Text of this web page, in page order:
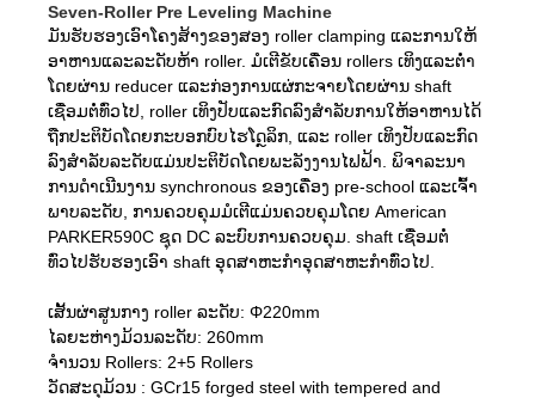
Seven-Roller Pre Leveling Machine
ມັນຮັບຮອງເອົາໂຄງສ້າງຂອງສອງ roller clamping ແລະການໃຫ້
ອາຫານແລະລະດັບຫ້າ roller. ມໍເຕີຂັບເຄື່ອນ rollers ເທິງແລະຕ່ໍາ
ໂດຍຜ່ານ reducer ແລະກ່ອງການແຜ່ກະຈາຍໂດຍຜ່ານ shaft
ເຊື່ອມຕໍ່ທົ່ວໄປ, roller ເທິງປັບແລະກົດລົງສໍາລັບການໃຫ້ອາຫານໄດ້
ຖືກປະຕິບັດໂດຍກະບອກບົບໄຮໂດຼລິກ, ແລະ roller ເທິງປັບແລະກົດ
ລົງສໍາລັບລະດັບແມ່ນປະຕິບັດໂດຍພະລັງງານໄຟຟ້າ. ພິຈາລະນາ
ການດໍາເນີນງານ synchronous ຂອງເຄື່ອງ pre-school ແລະເຈົ້າ
ພາບລະດັບ, ການຄວບຄຸມມໍເຕີແມ່ນຄວບຄຸມໂດຍ American
PARKER590C ຊຸດ DC ລະບົບການຄວບຄຸມ. shaft ເຊື່ອມຕໍ່
ທົ່ວໄປຮັບຮອງເອົາ shaft ອຸດສາຫະກໍາອຸດສາຫະກໍາທົ່ວໄປ.
ເສັ້ນຜ່າສູນກາງ roller ລະດັບ: Φ220mm
ໄລຍະຫ່າງມ້ວນລະດັບ: 260mm
ຈໍານວນ Rollers: 2+5 Rollers
ວັດສະດຸມ້ວນ : GCr15 forged steel with tempered and